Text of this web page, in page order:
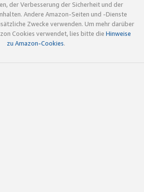
der Verbesserung der Sicherheit und der
Andere Amazon-Seiten und -Dienste
Zwecke verwenden. Um mehr darüber
Cookies verwendet, lies bitte die Hinweise
zu Amazon-Cookies.